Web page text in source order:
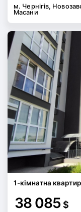
м. Чернігів,
Масани
1-кімнатна
38 085 $